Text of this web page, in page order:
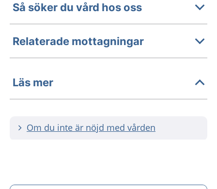
Så söker du vård hos oss
Relaterade mottagningar
Läs mer
Om du inte är nöjd med vården